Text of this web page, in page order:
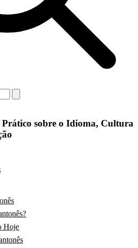
sobre o Idioma, Cultura
Hoje